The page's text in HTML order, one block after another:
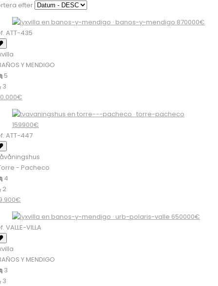
efter
ATT-435
Y MENDIGO
5
3
ATT-447
- Pacheco
4
2
VALLE-VILLA
Y MENDIGO
3
3